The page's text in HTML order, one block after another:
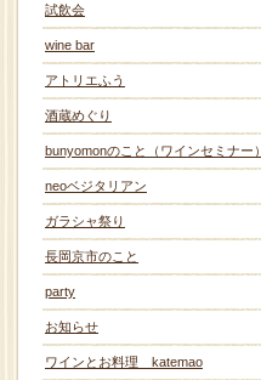
試飲会
wine bar
アトリエふう
酒蔵めぐり
bunyomonのこと（ワインセミナー）
neoベジタリアン
ガラシャ祭り
長岡京市のこと
party
お知らせ
ワインとお料理 katemao